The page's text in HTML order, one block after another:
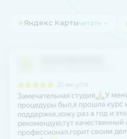
★Яндекс Картычитать →